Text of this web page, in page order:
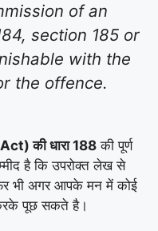
of an
section 185 or
with the
the offence.
की धारा 188 की पूर्ण
है कि उपरोक्त लेख से
भी अगर आपके मन में कोई
पूछ सकते है।